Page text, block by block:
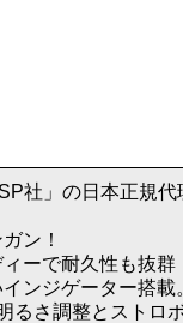
社」の日本正規代
ン！
ーで耐久性も抜群
ンジゲーター搭載
るさ調整とストロ